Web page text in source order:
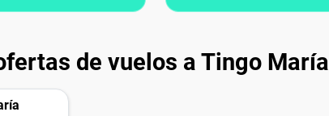
de vuelos a Tingo María